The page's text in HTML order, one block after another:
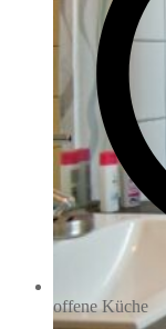
offene Küche